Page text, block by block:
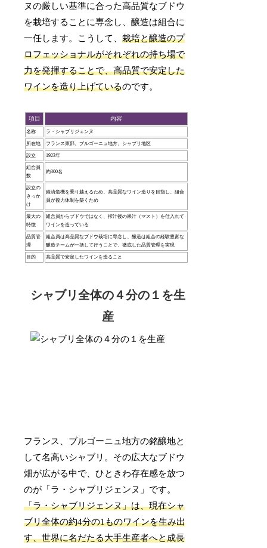
ヌの厳しい基準に合った高品質なブドウ
を栽培することに専念し、醸造は組合に
一任します。こうして、栽培と醸造のプ
ロフェッショナルがそれぞれの持ち場で
力を発揮することで、高品質で安定した
ワインを造り上げているのです。
項目 内容
名称 ラ・シャブリジェンヌ
所在地 フランス東部、ブルゴーニュ地方、シャブリ地区
設立 1923年
組合員
数
約300名
設立の
きっか
け
経済危機を乗り越えるため、高品質なワイン造りを目指し、組合
員が協力体制を築くため
最大の
特徴
組合員からブドウではなく、搾汁後の果汁（マスト）を仕入れて
ワインを造っている
品質管
理
組合員は高品質なブドウ栽培に専念し、醸造は組合の経験豊富な
醸造チームが一括して行うことで、徹底した品質管理を実現
目的 高品質で安定したワインを造ること
シャブリ全体の４分の１を生
産
フランス、ブルゴーニュ地方の銘醸地と
して名高いシャブリ。その広大なブドウ
畑が広がる中で、ひときわ存在感を放つ
のが「ラ・シャブリジェンヌ」です。
「ラ・シャブリジェンヌ」は、現在シャ
ブリ全体の約4分の1ものワインを生み出
す、世界に名だたる大手生産者へと成長